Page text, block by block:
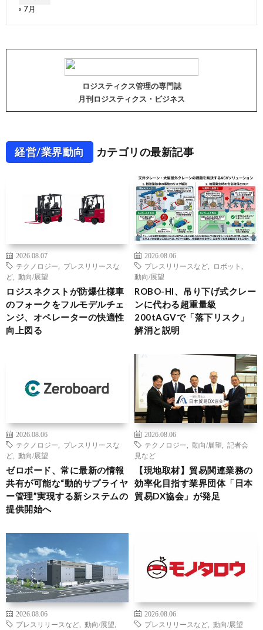
« 7月
ロジスティクス管理の専門誌
月刊ロジスティクス・ビジネス
経営/業界動向 カテゴリの最新記事
2026.08.07
テクノロジー
プレスリリースな
ど
動向/展望
ロジスネクストが防爆仕様車
のフォークをフルモデルチェ
ンジ、オペレーターの快適性
向上図る
2026.08.06
プレスリリースなど
ロボット
動向/展望
ROBO-HI、吊り下げ式クレー
ンに代わる超重量級
200tAGVで「落下リスク」
解消と説明
2026.08.06
テクノロジー
プレスリリースな
ど
動向/展望
ゼロボード、常に最新の情報
共有が可能な“動的サプライヤ
ー管理”実現する新システムの
提供開始へ
2026.08.06
テクノロジー
動向/展望
記者会
見など
【現地取材】貿易関連業務の
効率化目指す業界団体「日本
貿易DX協会」が発足
2026.08.06
プレスリリースなど
動向/展望
2026.08.06
プレスリリースなど
動向/展望